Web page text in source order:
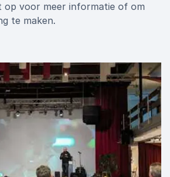
op voor meer informatie of om
te maken.